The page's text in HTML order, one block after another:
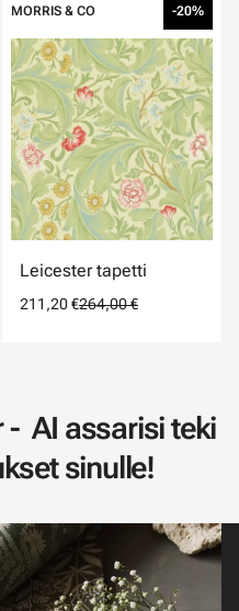
MORRIS & CO -20%
Leicester tapetti
211,20 €264,00 €
- AI assarisi teki
sinulle!